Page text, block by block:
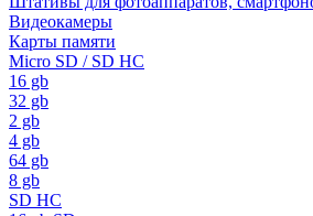
Видеокамеры
Карты памяти
Micro SD / SD HC
16 gb
32 gb
2 gb
4 gb
64 gb
8 gb
SD HC